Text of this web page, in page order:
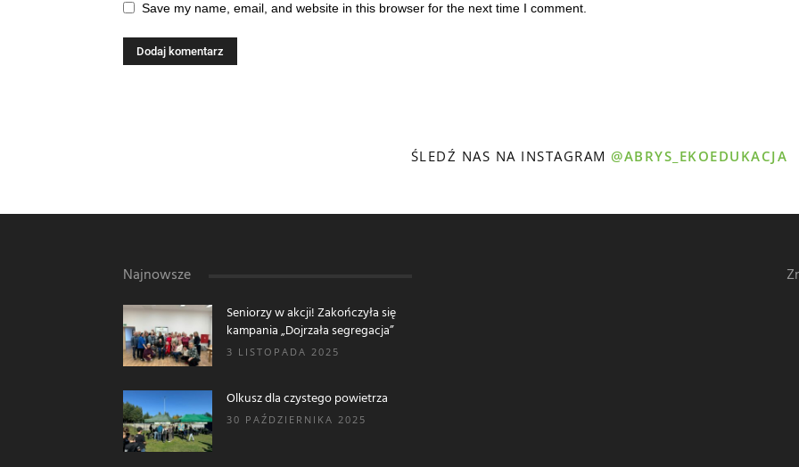
Save my name, email, and website in this browser for the next time I comment.
ŚLEDŹ NAS NA INSTAGRAM@ABRYS_EKOEDUKACJA
Najnowsze
Seniorzy w akcji! Zakończyła się
kampania „Dojrzała segregacja”
3 LISTOPADA 2025
Olkusz dla czystego powietrza
30 PAŹDZIERNIKA 2025